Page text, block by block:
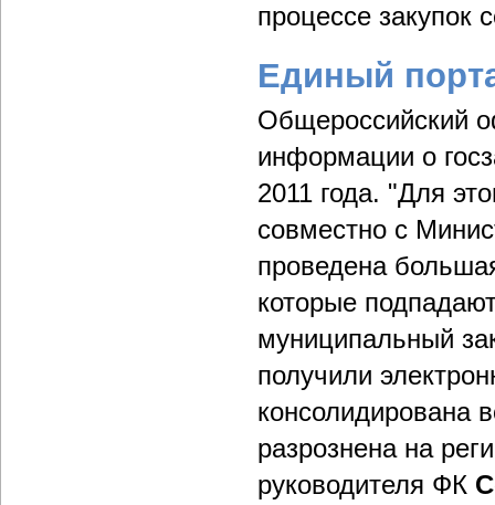
процессе закупок
Единый
Общероссийский
информации о
2011 года. "Для
совместно с
проведена
которые
муниципальный
получили
консолидирована
разрознена на
руководителя ФК